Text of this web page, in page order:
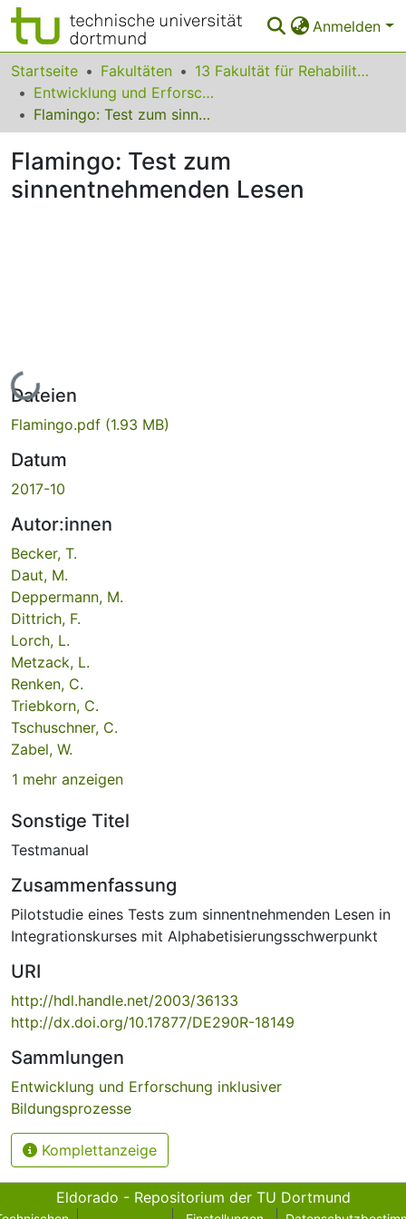
Anmelden
Bereiche & Sammlungen
Das gesamte Repositorium
FAQ
Startseite Fakultäten
13 Fakultät für Rehabilitationswissenschaften
Entwicklung und Erforschung inklusiver Bildungsprozesse
Flamingo: Test zum sinnentnehmenden Lesen
Flamingo: Test zum
sinnentnehmenden Lesen
Lade...
Dateien
Flamingo.pdf (1.93 MB)
Datum
2017-10
Autor:innen
Becker, T.
Daut, M.
Deppermann, M.
Dittrich, F.
Lorch, L.
Metzack, L.
Renken, C.
Triebkorn, C.
Tschuschner, C.
Zabel, W.
1 mehr anzeigen
Sonstige Titel
Testmanual
Zusammenfassung
Pilotstudie eines Tests zum sinnentnehmenden Lesen in
Integrationskurses mit Alphabetisierungsschwerpunkt
URI
http://hdl.handle.net/2003/36133
http://dx.doi.org/10.17877/DE290R-18149
Sammlungen
Entwicklung und Erforschung inklusiver
Bildungsprozesse
Komplettanzeige
Eldorado - Repositorium der TU Dortmund